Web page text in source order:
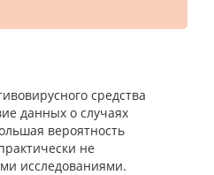
средства
данных о случаях
вероятность
не
исследованиями.